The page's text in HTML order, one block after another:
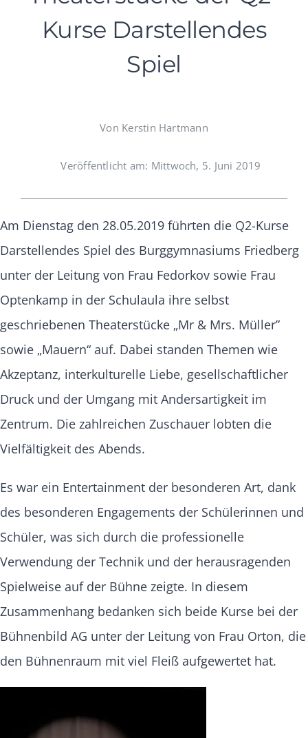
Kurse Darstellendes
Spiel
Von Kerstin Hartmann
Veröffentlicht am: Mittwoch, 5. Juni 2019
Am Dienstag den 28.05.2019 führten die Q2-Kurse
Darstellendes Spiel des Burggymnasiums Friedberg
unter der Leitung von Frau Fedorkov sowie Frau
Optenkamp in der Schulaula ihre selbst
geschriebenen Theaterstücke „Mr & Mrs. Müller”
sowie „Mauern“ auf. Dabei standen Themen wie
Akzeptanz, interkulturelle Liebe, gesellschaftlicher
Druck und der Umgang mit Andersartigkeit im
Zentrum. Die zahlreichen Zuschauer lobten die
Vielfältigkeit des Abends.
Es war ein Entertainment der besonderen Art, dank
des besonderen Engagements der Schülerinnen und
Schüler, was sich durch die professionelle
Verwendung der Technik und der herausragenden
Spielweise auf der Bühne zeigte. In diesem
Zusammenhang bedanken sich beide Kurse bei der
Bühnenbild AG unter der Leitung von Frau Orton, die
den Bühnenraum mit viel Fleiß aufgewertet hat.